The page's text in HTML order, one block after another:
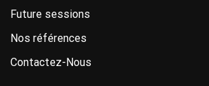
Future sessions
Nos références
Contactez-Nous